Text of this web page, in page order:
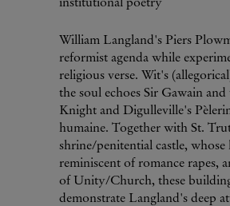
institutional poetry
William Langland's Piers
reformist agenda while
religious verse. Wit's
the soul echoes Sir Gawain and
Knight and Digulleville's
humaine. Together with St.
shrine/penitential castle, whose
reminiscent of romance rapes,
of Unity/Church, these
demonstrate Langland's deep